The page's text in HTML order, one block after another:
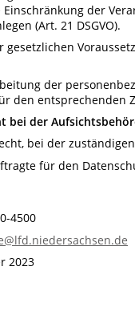
Einschränkung der
(Art. 21 DSGVO).
gesetzlichen
der
den entsprechenden
bei der
bei der
für den
4500
2023